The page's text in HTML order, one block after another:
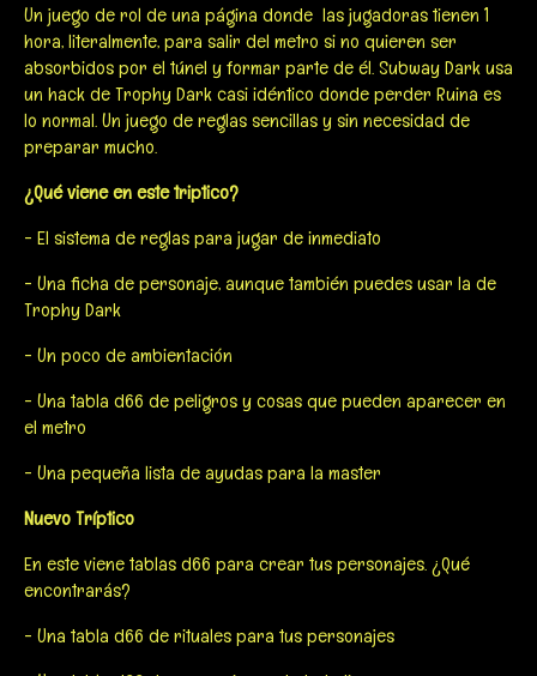
Un juego de rol de una página donde las jugadoras tienen 1
hora, literalmente, para salir del metro si no quieren ser
absorbidos por el túnel y formar parte de él. Subway Dark usa
un hack de Trophy Dark casi idéntico donde perder Ruina es
lo normal. Un juego de reglas sencillas y sin necesidad de
preparar mucho.
¿Qué viene en este triptico?
- El sistema de reglas para jugar de inmediato
- Una ficha de personaje, aunque también puedes usar la de
Trophy Dark
- Un poco de ambientación
- Una tabla d66 de peligros y cosas que pueden aparecer en
el metro
- Una pequeña lista de ayudas para la master
Nuevo Tríptico
En este viene tablas d66 para crear tus personajes. ¿Qué
encontrarás?
- Una tabla d66 de rituales para tus personajes